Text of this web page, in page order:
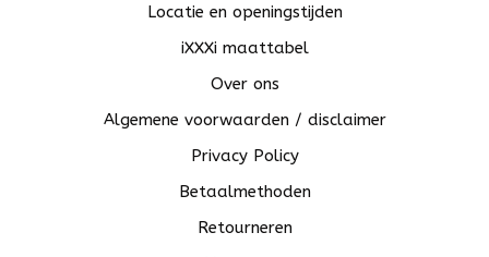
Locatie en openingstijden
iXXXi maattabel
Over ons
Algemene voorwaarden / disclaimer
Privacy Policy
Betaalmethoden
Retourneren